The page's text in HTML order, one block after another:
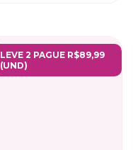
LEVE 2 PAGUE R$89,99
(UND)